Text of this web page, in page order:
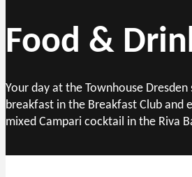
Food &
Your day at the Townhouse
breakfast in the Breakfast Club and
mixed Campari cocktail in the Riva